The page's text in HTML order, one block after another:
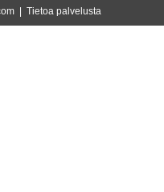
| Tietoa palvelusta